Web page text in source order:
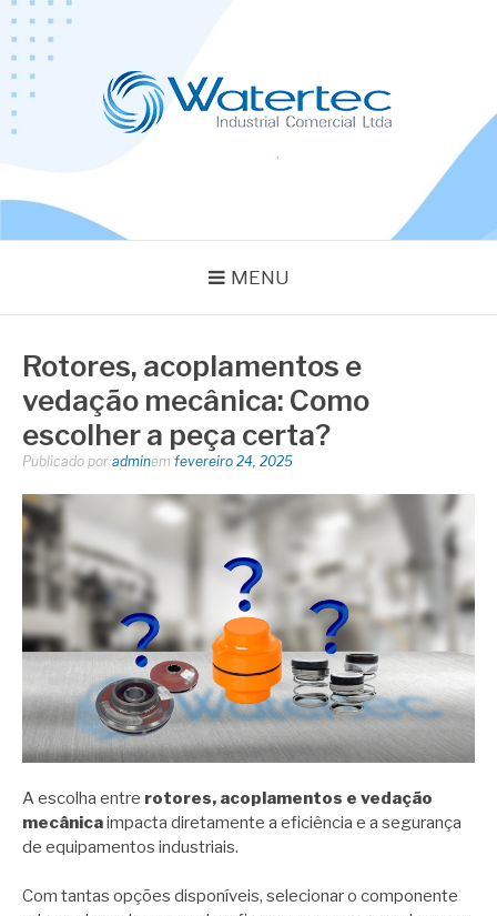
Pular
para
conteúdo
MENU
Rotores, acoplamentos e
vedação mecânica: Como
escolher a peça certa?
Publicado por adminem fevereiro 24, 2025
A escolha entre rotores, acoplamentos e vedação
mecânicaimpacta diretamente a eficiência e a segurança
de equipamentos industriais.
Com tantas opções disponíveis, selecionar o componente